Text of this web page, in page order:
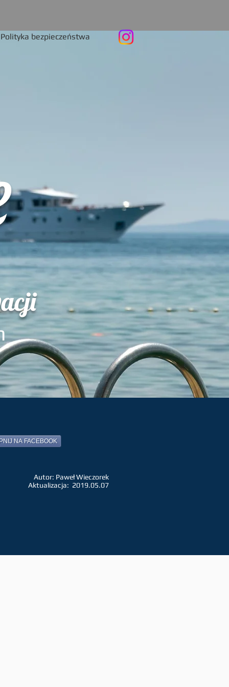
Polityka bezpieczeństwa
NA FACEBOOK
Autor: Paweł Wieczorek
Aktualizacja: 2019.05.07